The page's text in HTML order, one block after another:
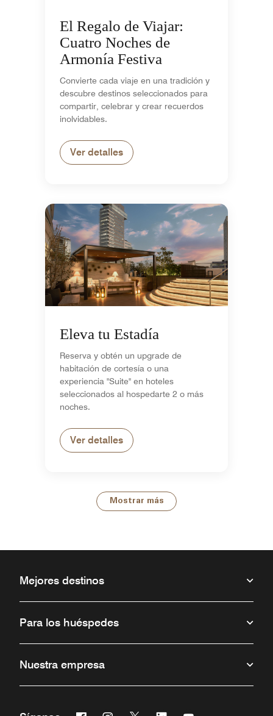
El Regalo de Viajar:
Cuatro Noches de
Armonía Festiva
Convierte cada viaje en una tradición y
descubre destinos seleccionados para
compartir, celebrar y crear recuerdos
inolvidables.
Ver detalles
Eleva tu Estadía
Reserva y obtén un upgrade de
habitación de cortesía o una
experiencia "Suite" en hoteles
seleccionados al hospedarte 2 o más
noches.
Ver detalles
Mostrar más
Mejores destinos
Para los huéspedes
Nuestra empresa